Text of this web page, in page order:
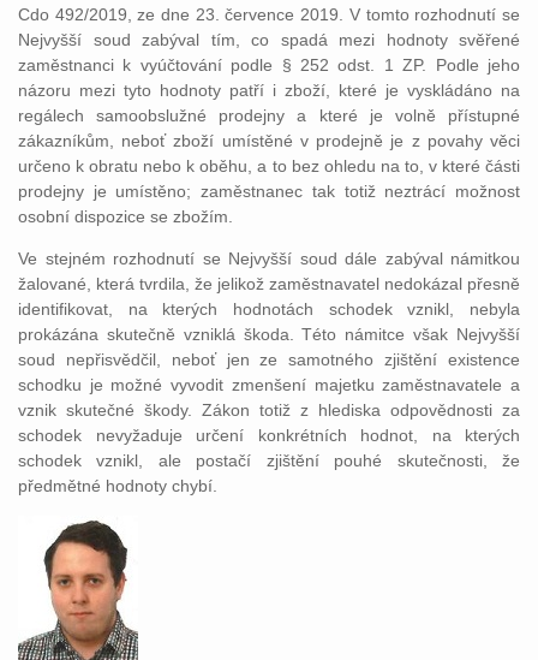
Cdo 492/2019, ze dne 23. července 2019. V tomto rozhodnutí se
Nejvyšší soud zabýval tím, co spadá mezi hodnoty svěřené
zaměstnanci k vyúčtování podle § 252 odst. 1 ZP. Podle jeho
názoru mezi tyto hodnoty patří i zboží, které je vyskládáno na
regálech samoobslužné prodejny a které je volně přístupné
zákazníkům, neboť zboží umístěné v prodejně je z povahy věci
určeno k obratu nebo k oběhu, a to bez ohledu na to, v které části
prodejny je umístěno; zaměstnanec tak totiž neztrácí možnost
osobní dispozice se zbožím.
Ve stejném rozhodnutí se Nejvyšší soud dále zabýval námitkou
žalované, která tvrdila, že jelikož zaměstnavatel nedokázal přesně
identifikovat, na kterých hodnotách schodek vznikl, nebyla
prokázána skutečně vzniklá škoda. Této námitce však Nejvyšší
soud nepřisvědčil, neboť jen ze samotného zjištění existence
schodku je možné vyvodit zmenšení majetku zaměstnavatele a
vznik skutečné škody. Zákon totiž z hlediska odpovědnosti za
schodek nevyžaduje určení konkrétních hodnot, na kterých
schodek vznikl, ale postačí zjištění pouhé skutečnosti, že
předmětné hodnoty chybí.